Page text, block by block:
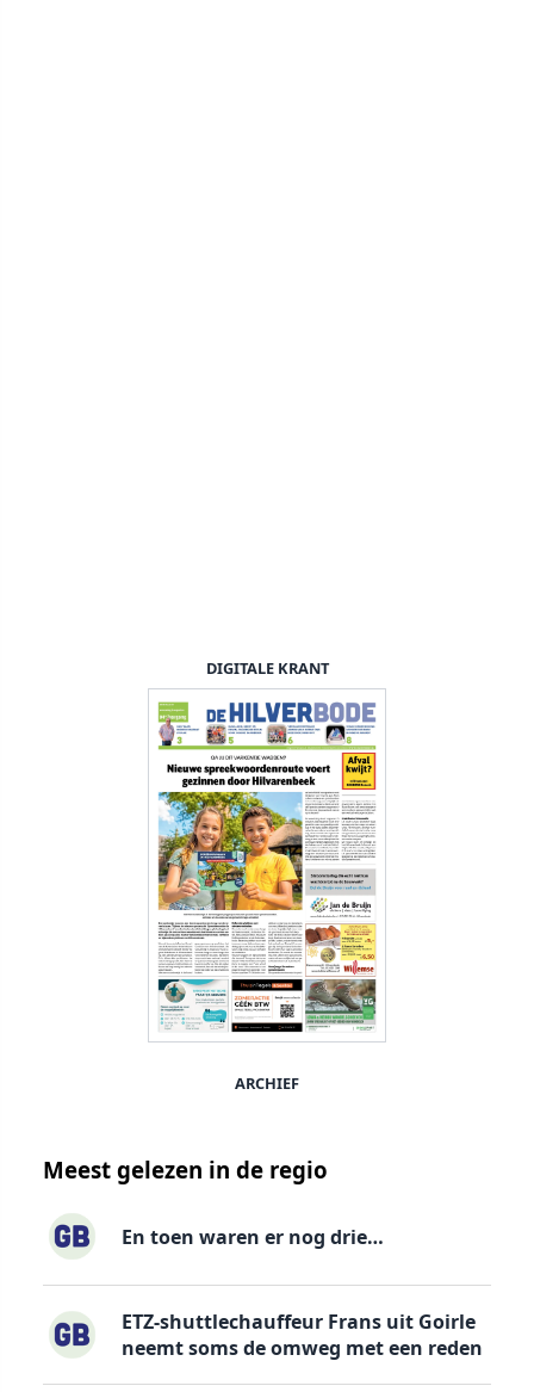
DIGITALE KRANT
ARCHIEF
Meest gelezen in de regio
En toen waren er nog drie…
ETZ-shuttlechauffeur Frans uit Goirle
neemt soms de omweg met een reden